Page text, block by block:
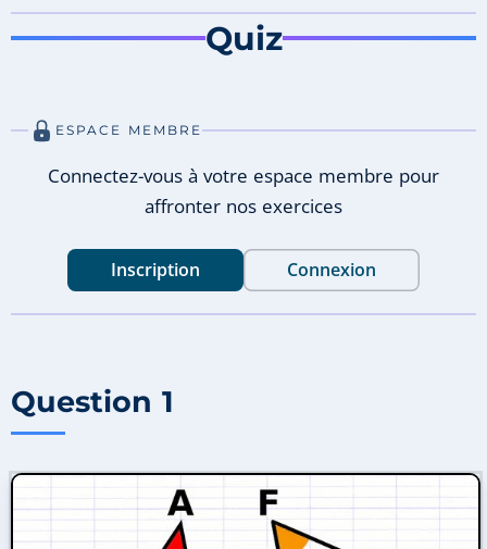
Quiz
ESPACE MEMBRE
Connectez-vous à votre espace membre pour
affronter nos exercices
Inscription Connexion
Question 1